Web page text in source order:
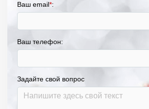
Ваш email*:
Ваш телефон:
Задайте свой вопрос